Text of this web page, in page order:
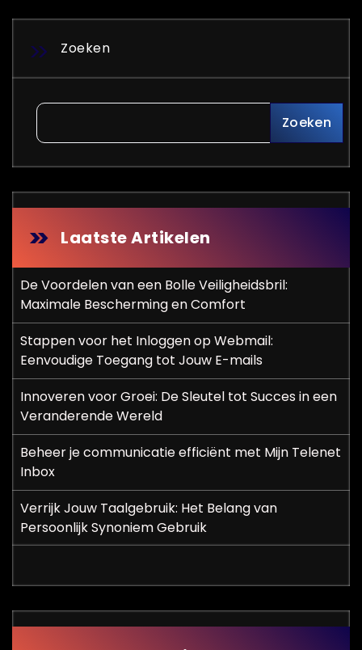
Zoeken
Zoeken
Laatste Artikelen
De Voordelen van een Bolle Veiligheidsbril:
Maximale Bescherming en Comfort
Stappen voor het Inloggen op Webmail:
Eenvoudige Toegang tot Jouw E-mails
Innoveren voor Groei: De Sleutel tot Succes in een
Veranderende Wereld
Beheer je communicatie efficiënt met Mijn Telenet
Inbox
Verrijk Jouw Taalgebruik: Het Belang van
Persoonlijk Synoniem Gebruik